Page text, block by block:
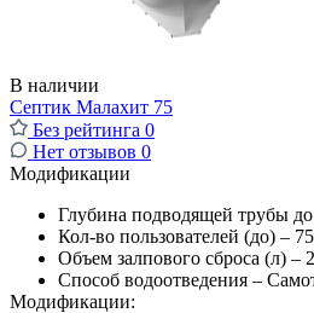
В наличии
Септик Малахит 75
Без рейтинга 0
Нет отзывов 0
Модификации
Глубина подводящей трубы
Кол-во пользователей (до) –
Объем залпового сброса (л) –
Способ водоотведения –
Модификации: